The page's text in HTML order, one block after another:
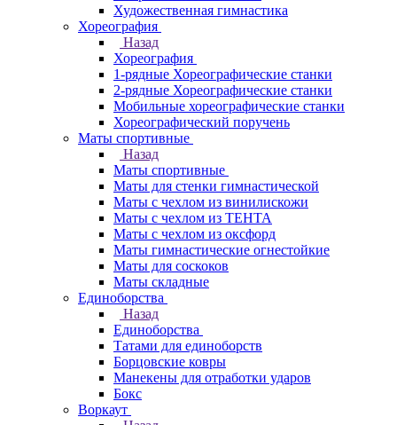
Художественная гимнастика
Хореография
Назад
Хореография
1-рядные Хореографические станки
2-рядные Хореографические станки
Мобильные хореографические станки
Хореографический поручень
Маты спортивные
Назад
Маты спортивные
Маты для стенки гимнастической
Маты с чехлом из винилискожи
Маты с чехлом из ТЕНТА
Маты с чехлом из оксфорд
Маты гимнастические огнестойкие
Маты для соскоков
Маты складные
Единоборства
Назад
Единоборства
Татами для единоборств
Борцовские ковры
Манекены для отработки ударов
Бокс
Воркаут